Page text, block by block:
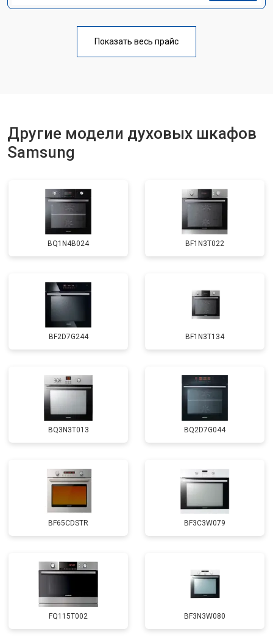
Показать весь прайс
Другие модели духовых шкафов
Samsung
BQ1N4B024 BF1N3T022
BF2D7G244 BF1N3T134
BQ3N3T013 BQ2D7G044
BF65CDSTR BF3C3W079
FQ115T002 BF3N3W080